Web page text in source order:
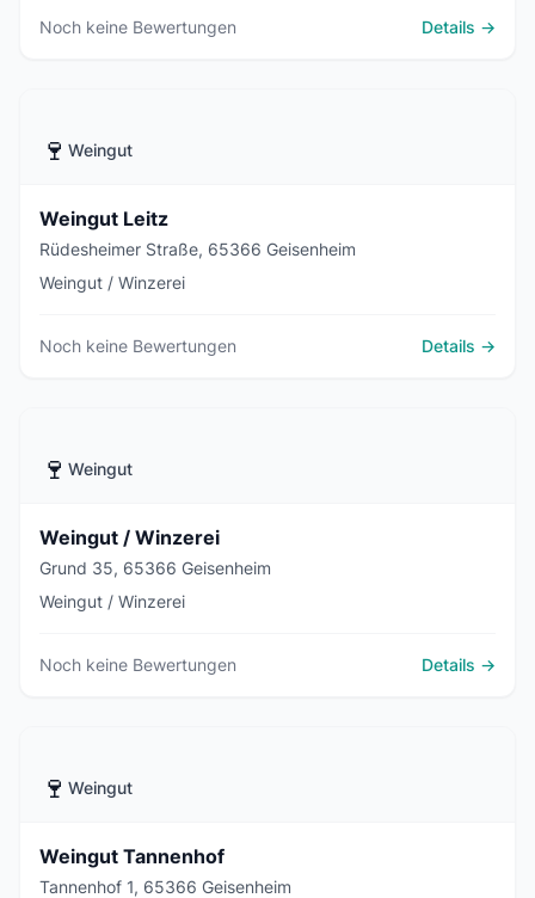
Noch keine Bewertungen Details →
🍷 Weingut
Weingut Leitz
Rüdesheimer Straße, 65366 Geisenheim
Weingut / Winzerei
Noch keine Bewertungen Details →
🍷 Weingut
Weingut / Winzerei
Grund 35, 65366 Geisenheim
Weingut / Winzerei
Noch keine Bewertungen Details →
🍷 Weingut
Weingut Tannenhof
Tannenhof 1, 65366 Geisenheim